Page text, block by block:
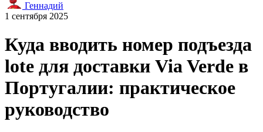
Геннадий
1 сентября 2025
Куда вводить номер подъезда
lote для доставки Via Verde в
Португалии: практическое
руководство